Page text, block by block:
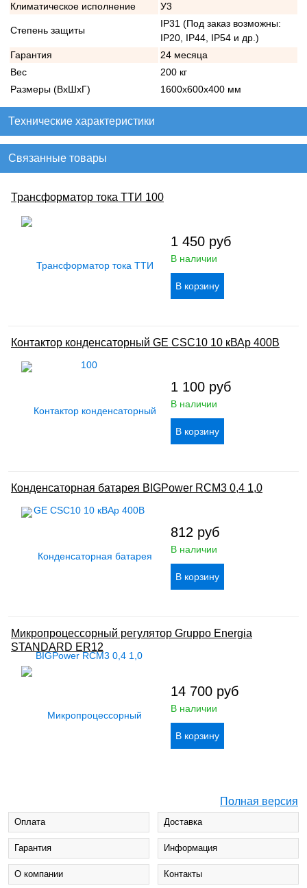
Климатическое исполнение
У3
Степень защиты
IP31 (Под заказ возможны:
IP20, IP44, IP54 и др.)
Гарантия
24 месяца
Вес
200 кг
Размеры (ВхШхГ)
1600х600х400 мм
Технические характеристики
Связанные товары
Трансформатор тока ТТИ 100
1 450 руб
В наличии
Контактор конденсаторный GE CSC10 10 кВАр 400В
1 100 руб
В наличии
Конденсаторная батарея BIGPower RCM3 0,4 1,0
812 руб
В наличии
Микропроцессорный регулятор Gruppo Energia
STANDARD ER12
14 700 руб
В наличии
Полная версия
Оплата Доставка
Гарантия Информация
О компании Контакты